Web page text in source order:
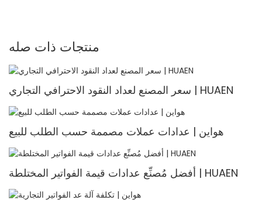
منتجات ذات صله
سعر المصنع لعداد النقود الاحترافي التجاري | HUAEN
هواين | عدادات عملات مصممة حسب الطلب للبيع
أفضل مُصنِّع عدادات قيمة الفواتير المختلطة | HUAEN